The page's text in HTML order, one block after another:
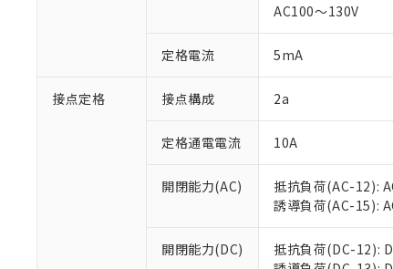
AC100～130V
定格電流 5mA
接点定格 接点構成 2a
定格通電電流 10A
開閉能力(AC)
抵抗負荷(AC-12):
誘導負荷(AC-15):
開閉能力(DC)
抵抗負荷(DC-12):
以下の条件をお
正式な納
当社販売
オムロン
在庫状況
す。
マイパー
があります。
*EU RoHS指令（10物
六価クロム(Cr(Ⅵ))
但し、RoHS指令で
フタル酸エステル類
※2 対応予定
部品在庫の切り
「×」：最大均
「－」：未確認
Pb(鉛) :1000ppm、
DBP(フタル酸ジブ
※2 環境保護
「ｅ」：有害物
う）を輸
置等に一
当社は、
また当社
たしませ
記
説明
△ 一定
－
在庫
機器